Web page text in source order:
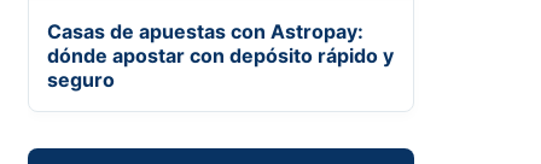
Casas de apuestas con Astropay:
dónde apostar con depósito rápido y
seguro